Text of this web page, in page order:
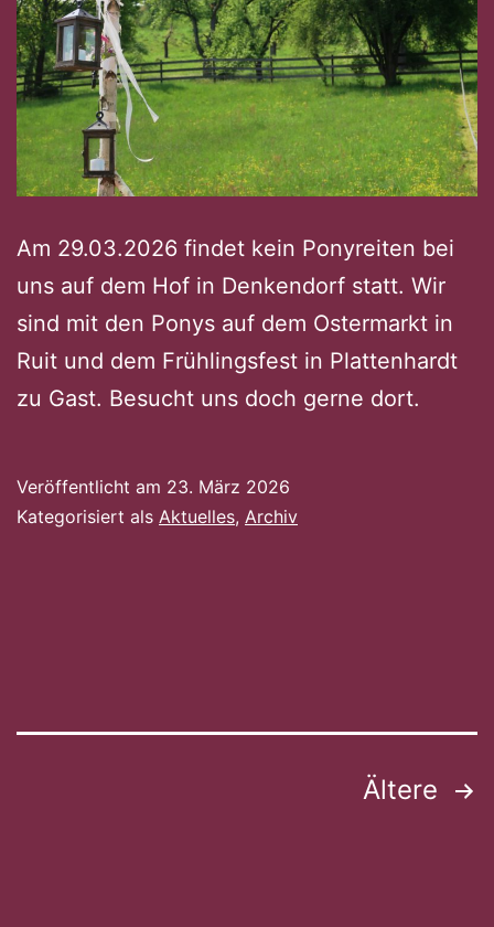
Am 29.03.2026 findet kein Ponyreiten bei
uns auf dem Hof in Denkendorf statt. Wir
sind mit den Ponys auf dem Ostermarkt in
Ruit und dem Frühlingsfest in Plattenhardt
zu Gast. Besucht uns doch gerne dort.
Veröffentlicht am 23. März 2026
Kategorisiert als Aktuelles, Archiv
Ältere